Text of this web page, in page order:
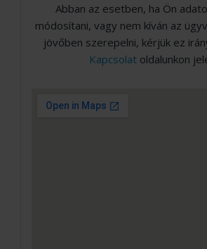
Abban az esetben, ha Ön
módosítani, vagy nem kíván az
jövőben szerepelni, kérjük ez
Kapcsolatoldalunkon